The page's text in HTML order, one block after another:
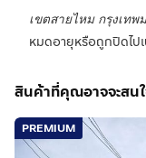
เขตสายไหม กรุงเทพ
หมดอายุหรือถูกปิดไป
สินค้าที่คุณอาจจะสน
PREMIUM